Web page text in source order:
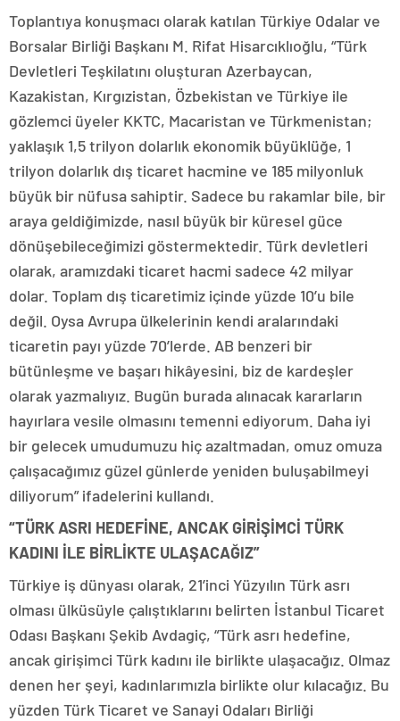
Toplantıya konuşmacı olarak katılan Türkiye Odalar ve
Borsalar Birliği Başkanı M. Rifat Hisarcıklıoğlu, “Türk
Devletleri Teşkilatını oluşturan Azerbaycan,
Kazakistan, Kırgızistan, Özbekistan ve Türkiye ile
gözlemci üyeler KKTC, Macaristan ve Türkmenistan;
yaklaşık 1,5 trilyon dolarlık ekonomik büyüklüğe, 1
trilyon dolarlık dış ticaret hacmine ve 185 milyonluk
büyük bir nüfusa sahiptir. Sadece bu rakamlar bile, bir
araya geldiğimizde, nasıl büyük bir küresel güce
dönüşebileceğimizi göstermektedir. Türk devletleri
olarak, aramızdaki ticaret hacmi sadece 42 milyar
dolar. Toplam dış ticaretimiz içinde yüzde 10’u bile
değil. Oysa Avrupa ülkelerinin kendi aralarındaki
ticaretin payı yüzde 70’lerde. AB benzeri bir
bütünleşme ve başarı hikâyesini, biz de kardeşler
olarak yazmalıyız. Bugün burada alınacak kararların
hayırlara vesile olmasını temenni ediyorum. Daha iyi
bir gelecek umudumuzu hiç azaltmadan, omuz omuza
çalışacağımız güzel günlerde yeniden buluşabilmeyi
diliyorum” ifadelerini kullandı.
“TÜRK ASRI HEDEFİNE, ANCAK GİRİŞİMCİ TÜRK
KADINI İLE BİRLİKTE ULAŞACAĞIZ”
Türkiye iş dünyası olarak, 21’inci Yüzyılın Türk asrı
olması ülküsüyle çalıştıklarını belirten İstanbul Ticaret
Odası Başkanı Şekib Avdagiç, “Türk asrı hedefine,
ancak girişimci Türk kadını ile birlikte ulaşacağız. Olmaz
denen her şeyi, kadınlarımızla birlikte olur kılacağız. Bu
yüzden Türk Ticaret ve Sanayi Odaları Birliği